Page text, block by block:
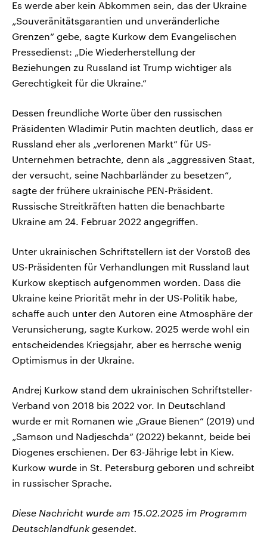
Es werde aber kein Abkommen sein, das der Ukraine
„Souveränitätsgarantien und unveränderliche
Grenzen“ gebe, sagte Kurkow dem Evangelischen
Pressedienst: „Die Wiederherstellung der
Beziehungen zu Russland ist Trump wichtiger als
Gerechtigkeit für die Ukraine.“
Dessen freundliche Worte über den russischen
Präsidenten Wladimir Putin machten deutlich, dass er
Russland eher als „verlorenen Markt“ für US-
Unternehmen betrachte, denn als „aggressiven Staat,
der versucht, seine Nachbarländer zu besetzen“,
sagte der frühere ukrainische PEN-Präsident.
Russische Streitkräften hatten die benachbarte
Ukraine am 24. Februar 2022 angegriffen.
Unter ukrainischen Schriftstellern ist der Vorstoß des
US-Präsidenten für Verhandlungen mit Russland laut
Kurkow skeptisch aufgenommen worden. Dass die
Ukraine keine Priorität mehr in der US-Politik habe,
schaffe auch unter den Autoren eine Atmosphäre der
Verunsicherung, sagte Kurkow. 2025 werde wohl ein
entscheidendes Kriegsjahr, aber es herrsche wenig
Optimismus in der Ukraine.
Andrej Kurkow stand dem ukrainischen Schriftsteller-
Verband von 2018 bis 2022 vor. In Deutschland
wurde er mit Romanen wie „Graue Bienen“ (2019) und
„Samson und Nadjeschda“ (2022) bekannt, beide bei
Diogenes erschienen. Der 63-Jährige lebt in Kiew.
Kurkow wurde in St. Petersburg geboren und schreibt
in russischer Sprache.
Diese Nachricht wurde am 15.02.2025 im Programm
Deutschlandfunk gesendet.